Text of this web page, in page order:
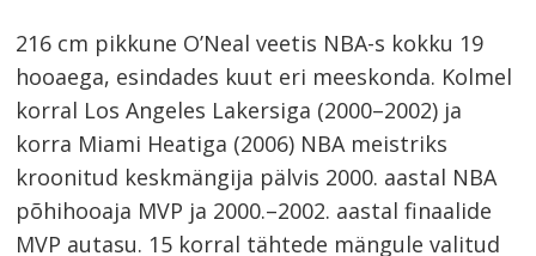
216 cm pikkune O’Neal veetis NBA-s kokku 19
hooaega, esindades kuut eri meeskonda. Kolmel
korral Los Angeles Lakersiga (2000–2002) ja
korra Miami Heatiga (2006) NBA meistriks
kroonitud keskmängija pälvis 2000. aastal NBA
põhihooaja MVP ja 2000.–2002. aastal finaalide
MVP autasu. 15 korral tähtede mängule valitud